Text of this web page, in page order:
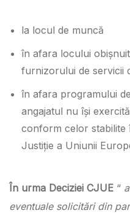
la locul de muncă
în afara locului
furnizorului de servicii
în afara programului
angajatul nu își
conform celor stabilite
Justiție a Uniunii
În urma Deciziei CJUE “
eventuale solicitări din